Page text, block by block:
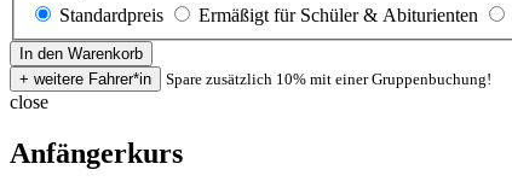
Standardpreis
Ermäßigt für Schüler & Abiturienten
Spare zusätzlich 10% mit einer Gruppenbuchung!
close
Anfängerkurs